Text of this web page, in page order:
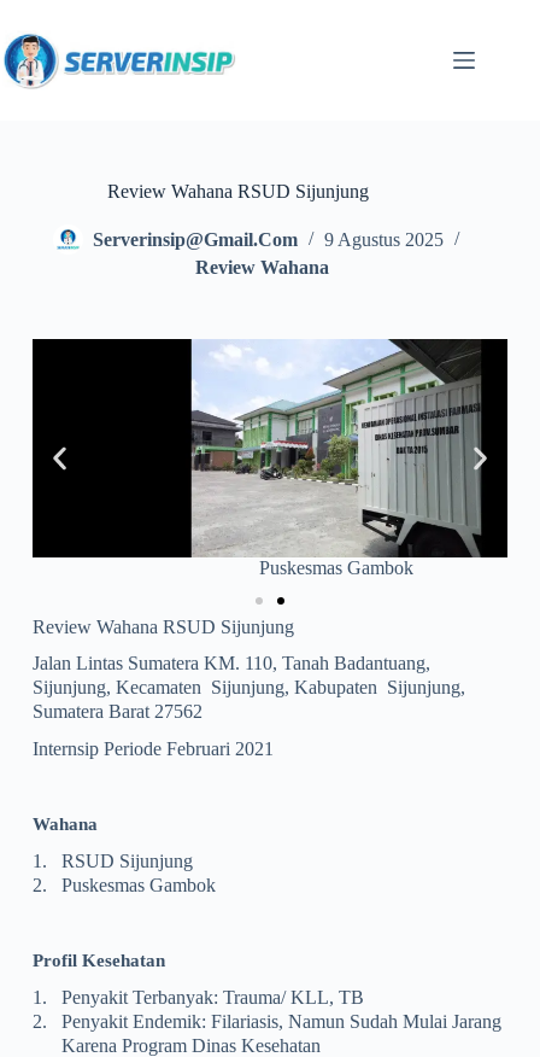
Review Wahana RSUD Sijunjung
Serverinsip@gmail.com
9 Agustus 2025
Review Wahana
Puskesmas Gambok
Review Wahana RSUD Sijunjung
Jalan Lintas Sumatera KM. 110, Tanah Badantuang,
Sijunjung, Kecamaten Sijunjung, Kabupaten Sijunjung,
Sumatera Barat 27562
Internsip Periode Februari 2021
Wahana
1.
RSUD Sijunjung
2.
Puskesmas Gambok
ProFiL Kesehatan
1.
Penyakit Terbanyak: Trauma/ KLL, TB
2.
Penyakit Endemik: Filariasis, Namun Sudah Mulai Jarang
Karena Program Dinas Kesehatan